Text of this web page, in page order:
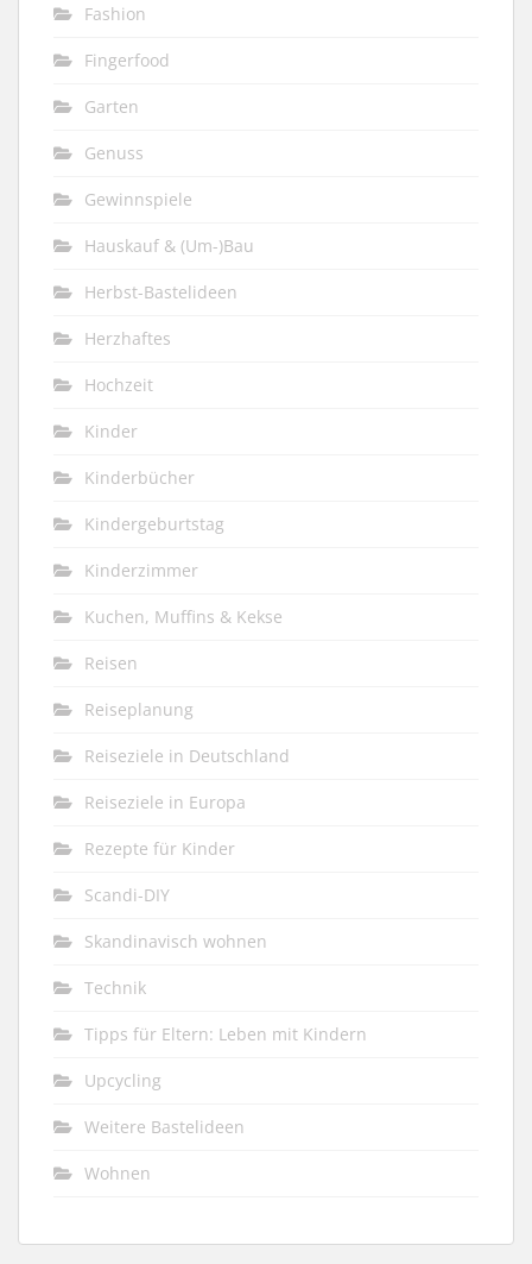
Fashion
Fingerfood
Garten
Genuss
Gewinnspiele
Hauskauf & (Um-)Bau
Herbst-Bastelideen
Herzhaftes
Hochzeit
Kinder
Kinderbücher
Kindergeburtstag
Kinderzimmer
Kuchen, Muffins & Kekse
Reisen
Reiseplanung
Reiseziele in Deutschland
Reiseziele in Europa
Rezepte für Kinder
Scandi-DIY
Skandinavisch wohnen
Technik
Tipps für Eltern: Leben mit Kindern
Upcycling
Weitere Bastelideen
Wohnen